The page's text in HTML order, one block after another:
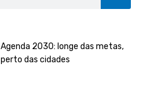
Agenda 2030: longe das metas,
perto das cidades